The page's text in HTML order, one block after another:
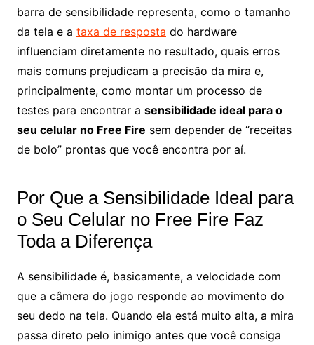
barra de sensibilidade representa, como o tamanho
da tela e a taxa de resposta do hardware
influenciam diretamente no resultado, quais erros
mais comuns prejudicam a precisão da mira e,
principalmente, como montar um processo de
testes para encontrar a sensibilidade ideal para o
seu celular no Free Fire sem depender de “receitas
de bolo” prontas que você encontra por aí.
Por Que a Sensibilidade Ideal para
o Seu Celular no Free Fire Faz
Toda a Diferença
A sensibilidade é, basicamente, a velocidade com
que a câmera do jogo responde ao movimento do
seu dedo na tela. Quando ela está muito alta, a mira
passa direto pelo inimigo antes que você consiga